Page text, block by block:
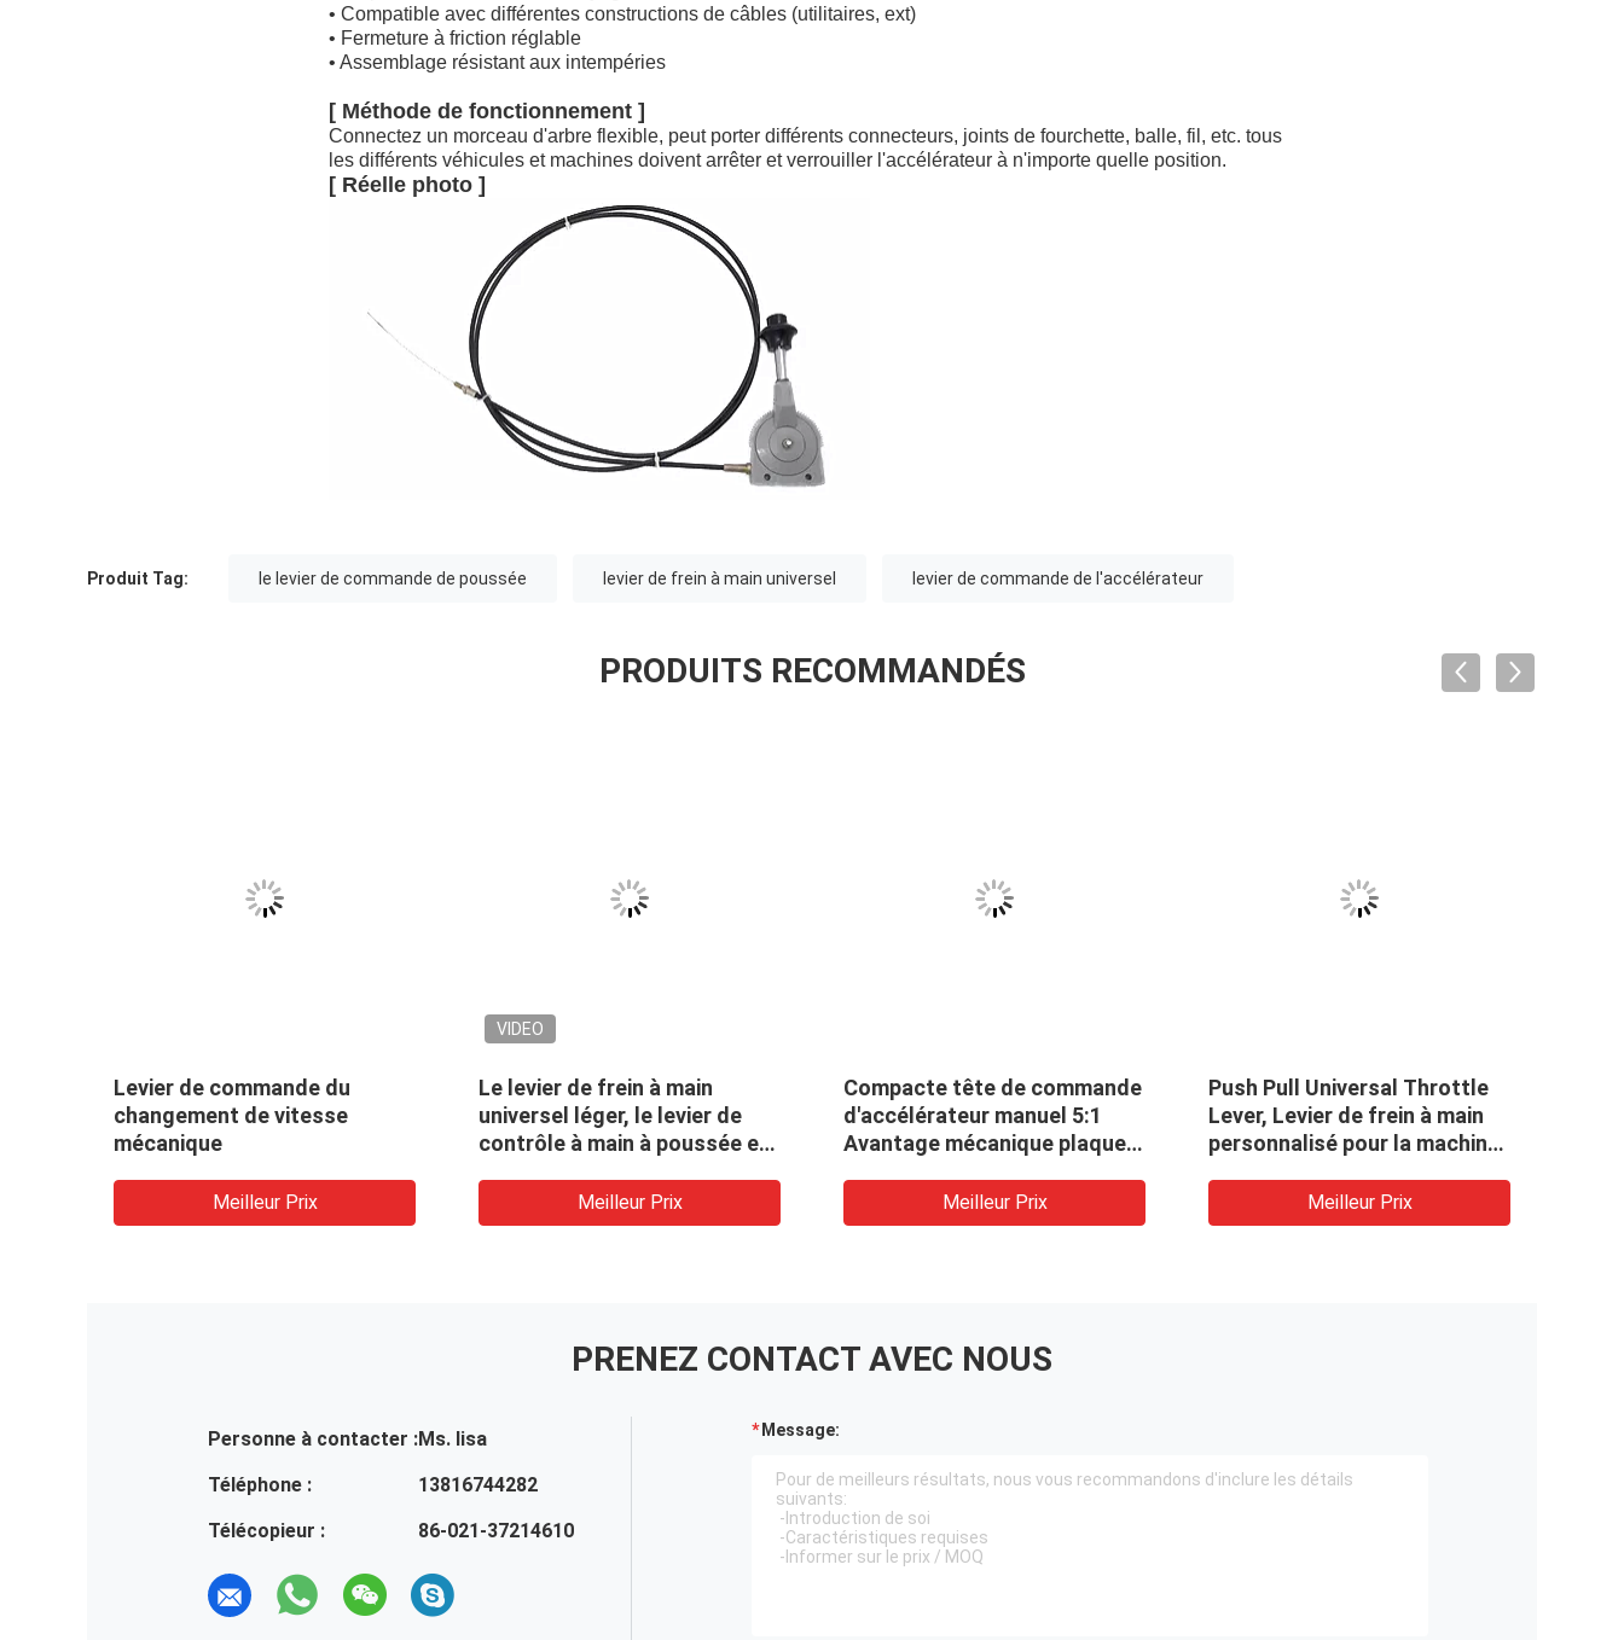
• Compatible avec différentes constructions de câbles (utilitaires, ext)
• Fermeture à friction réglable
• Assemblage résistant aux intempéries
[ Méthode de fonctionnement ]
Connectez un morceau d'arbre flexible, peut porter différents connecteurs, joints de fourchette, balle, fil, etc. tous
les différents véhicules et machines doivent arrêter et verrouiller l'accélérateur à n'importe quelle position.
[ Réelle photo ]
Produit Tag: le levier de commande de poussée levier de frein à main universel levier de commande de l'accélérateur
PRODUITS RECOMMANDÉS
Levier de commande du
changement de vitesse
mécanique
Meilleur Prix
VIDEO
Le levier de frein à main
universel léger, le levier de
contrôle à main à poussée et
Meilleur Prix
Compacte tête de commande
d'accélérateur manuel 5:1
Avantage mécanique plaques
câble OEM-compatible
Meilleur Prix
Push Pull Universal Throttle
Lever, Levier de frein à main
personnalisé pour la machine
Meilleur Prix
PRENEZ CONTACT AVEC NOUS
Personne à contacter :Ms. lisa
Téléphone :
13816744282
Télécopieur :
86-021-37214610
Message: